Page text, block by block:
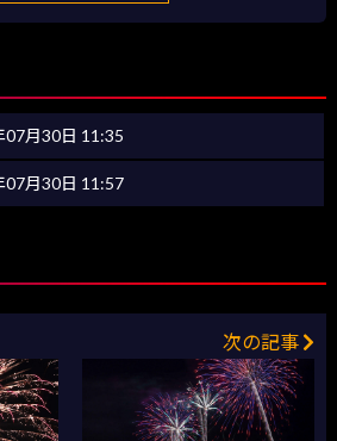
07月30日 11:35
07月30日 11:57
次の記事